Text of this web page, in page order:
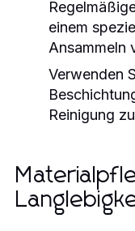
einem
Ansammeln
Verwenden
Reinigung